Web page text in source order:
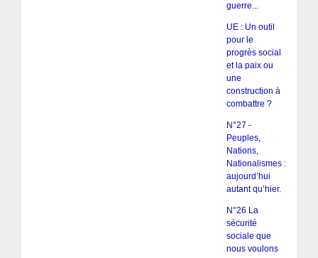
guerre...
UE : Un outil
pour le
progrès social
et la paix ou
une
construction à
combattre ?
N°27 -
Peuples,
Nations,
Nationalismes :
aujourd’hui
autant qu’hier.
N°26 La
sécurité
sociale que
nous voulons